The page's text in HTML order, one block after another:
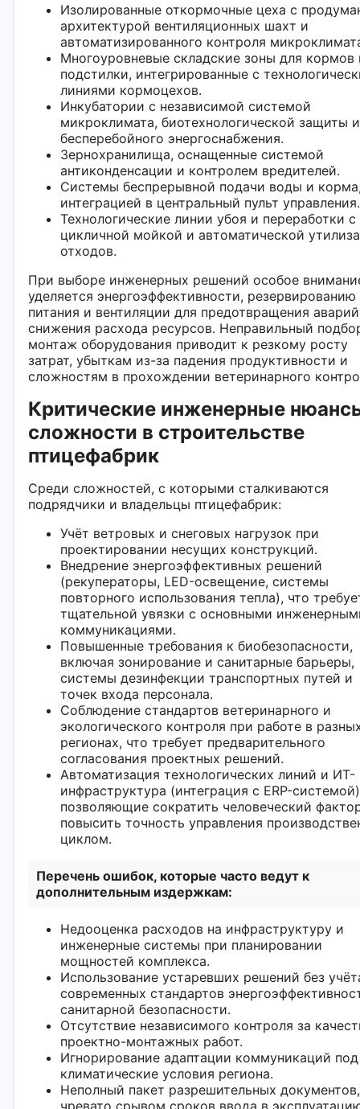
Изолированные откормочные цеха с
архитектурой вентиляционных шахт и
автоматизированного контроля
Многоуровневые складские зоны для кормов
подстилки, интегрированные с
линиями кормоцехов.
Инкубатории с независимой системой
микроклимата, биотехнологической защиты и
бесперебойного энергоснабжения.
Зернохранилища, оснащенные системой
антиконденсации и контролем вредителей.
Системы беспрерывной подачи воды и
интеграцией в центральный пульт управления.
Технологические линии убоя и переработки с
цикличной мойкой и автоматической
отходов.
При выборе инженерных решений особое
уделяется энергоэффективности, резервированию
питания и вентиляции для предотвращения
снижения расхода ресурсов. Неправильный
монтаж оборудования приводит к резкому росту
затрат, убыткам из-за падения продуктивности и
сложностям в прохождении ветеринарного
Критические инженерные
сложности в строительстве
птицефабрик
Среди сложностей, с которыми сталкиваются
подрядчики и владельцы птицефабрик:
Учёт ветровых и снеговых нагрузок при
проектировании несущих конструкций.
Внедрение энергоэффективных решений
(рекуператоры, LED-освещение, системы
повторного использования тепла), что
тщательной увязки с основными
коммуникациями.
Повышенные требования к биобезопасности,
включая зонирование и санитарные барьеры,
системы дезинфекции транспортных путей и
точек входа персонала.
Соблюдение стандартов ветеринарного и
экологического контроля при работе в
регионах, что требует предварительного
согласования проектных решений.
Автоматизация технологических линий и ИТ-
инфраструктура (интеграция с ERP-
позволяющие сократить человеческий
повысить точность управления
циклом.
Перечень ошибок, которые часто ведут к
дополнительным издержкам:
Недооценка расходов на инфраструктуру и
инженерные системы при планировании
мощностей комплекса.
Использование устаревших решений без
современных стандартов
санитарной безопасности.
Отсутствие независимого контроля за
проектно-монтажных работ.
Игнорирование адаптации коммуникаций под
климатические условия региона.
Неполный пакет разрешительных
чревато срывом сроков ввода в